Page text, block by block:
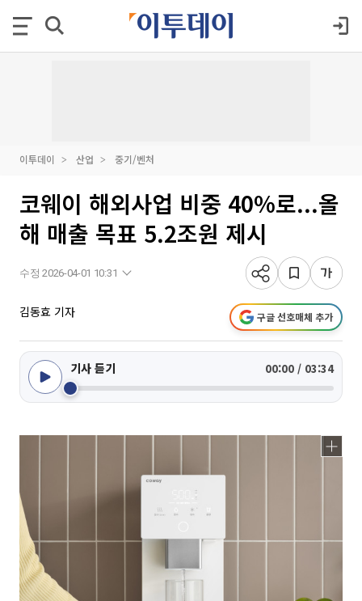
이투데이 산업 중기/벤처
코웨이 해외사업 비중 40%로...올
해 매출 목표 5.2조원 제시
수정 2026-04-01 10:31
김동효 기자 구글 선호매체 추가
기사 듣기 00:00 / 03:34